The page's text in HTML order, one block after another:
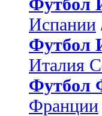
Испании
Футбол
Италия
Футбол
Франции